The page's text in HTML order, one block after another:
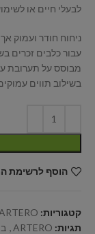
לבעלי חיים או
ניחוח חודר ועמוק
עבור כלבים זכרים
מבוסס על תערובת
בשילוב תווים
הוסף לרשימת
קטגוריות: ARTERO
תגיות: ARTERO
,